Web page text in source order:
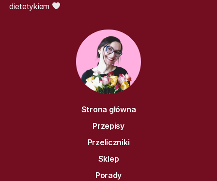
dietetykiem
Strona główna
Przepisy
Przeliczniki
Sklep
Porady